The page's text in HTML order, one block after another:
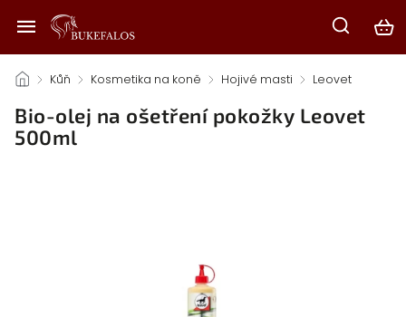
/ Kůň / Kosmetika na koně / Hojivé masti / Leovet
Bio-olej na ošetření pokožky Leovet
500ml